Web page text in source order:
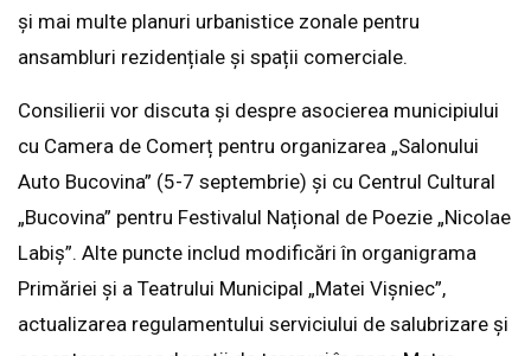
și mai multe planuri urbanistice zonale pentru
ansambluri rezidențiale și spații comerciale.
Consilierii vor discuta și despre asocierea municipiului
cu Camera de Comerț pentru organizarea „Salonului
Auto Bucovina” (5-7 septembrie) și cu Centrul Cultural
„Bucovina” pentru Festivalul Național de Poezie „Nicolae
Labiș”. Alte puncte includ modificări în organigrama
Primăriei și a Teatrului Municipal „Matei Vișniec”,
actualizarea regulamentului serviciului de salubrizare și